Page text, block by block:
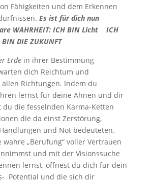
Fähigkeiten und dem Erkennen
Es ist für dich nun
WAHRHEIT: ICH BIN Licht ICH
DIE ZUKUNFT
Erdein ihrer Bestimmung
dich Reichtum und
allen Richtungen. Indem du
lernst für deine Ahnen und dir
du die fesselnden Karma-Ketten
die da einst Zerstörung,
und Not bedeuteten.
„Berufung“ voller Vertrauen
und mit der Visionssuche
lernst, öffnest du dich für dein
Potential und die sich dir